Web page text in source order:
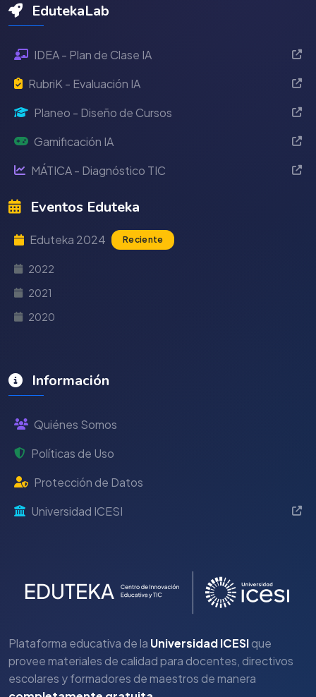
EdutekaLab
IDEA - Plan de Clase IA
RubriK - Evaluación IA
Planeo - Diseño de Cursos
Gamificación IA
MÁTICA - Diagnóstico TIC
Eventos Eduteka
Eduteka 2024 Reciente
2022
2021
2020
Información
Quiénes Somos
Políticas de Uso
Protección de Datos
Universidad ICESI
Plataforma educativa de la Universidad ICESIque
provee materiales de calidad para docentes, directivos
escolares y formadores de maestros de manera